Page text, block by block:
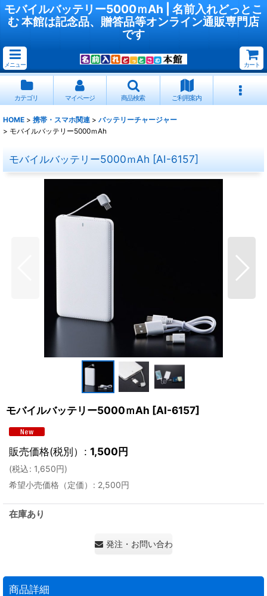
モバイルバッテリー5000ｍAh | 名前入れどっとこ
む 本館は記念品、贈答品等オンライン通販専門店
です
メニュー カート
カテゴリ マイページ 商品検索 ご利用案内
HOME > 携帯・スマホ関連 > バッテリーチャージャー
> モバイルバッテリー5000ｍAh
モバイルバッテリー5000ｍAh [AI-6157]
モバイルバッテリー5000ｍAh [AI-6157]
販売価格(税別） : 1,500円
(税込: 1,650円)
希望小売価格（定価）
: 2,500円
在庫あり
発注・お問い合わせ・見積もり依頼
商品詳細